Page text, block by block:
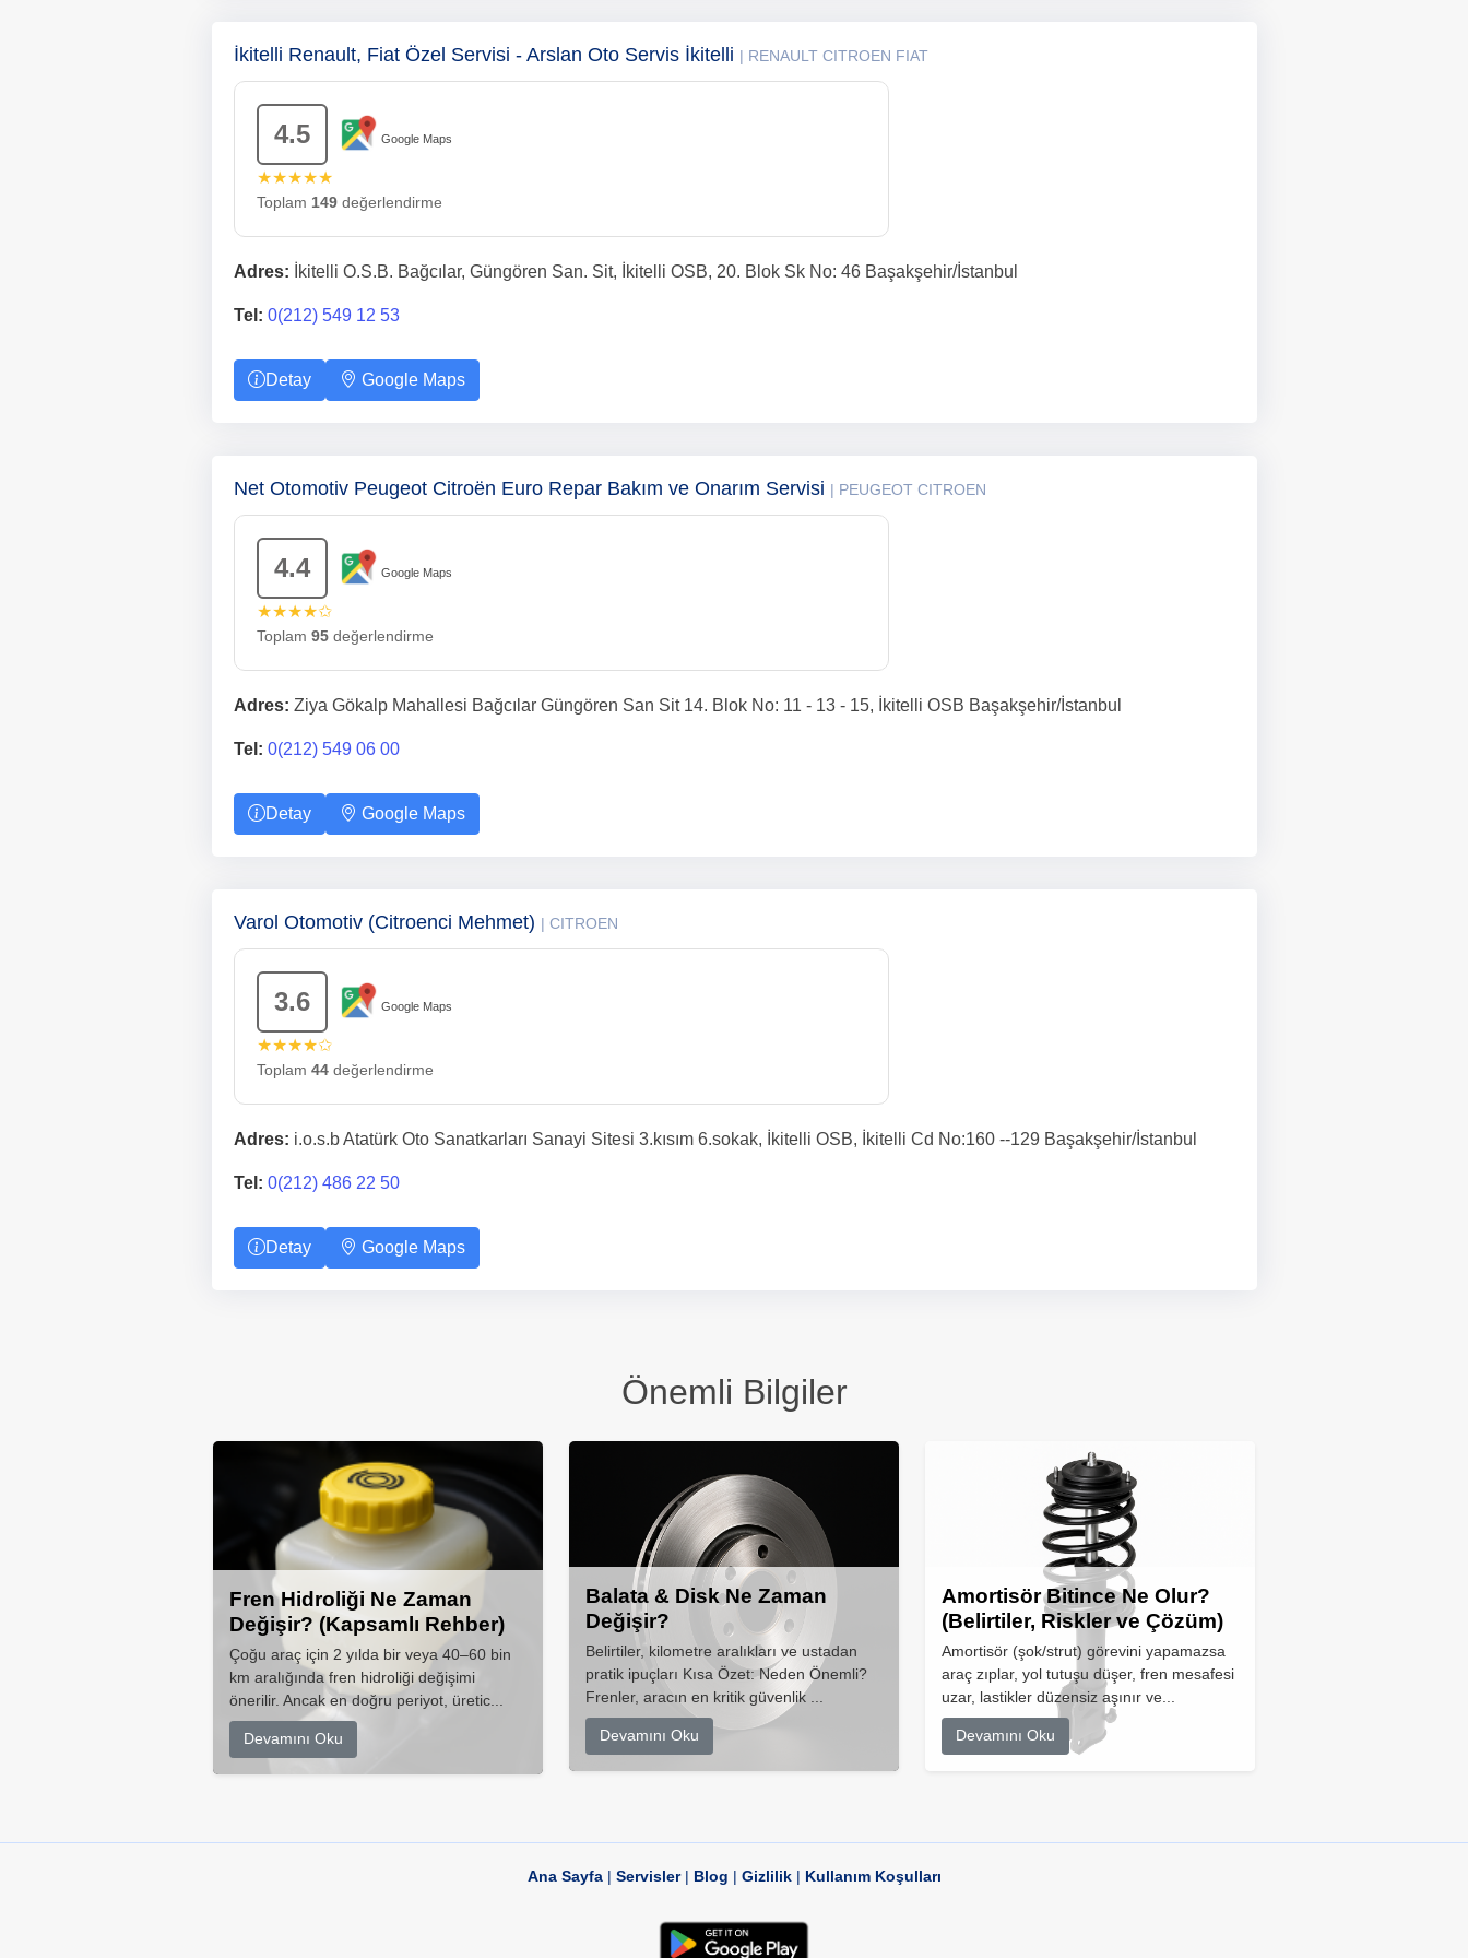
İkitelli Renault, Fiat Özel Servisi - Arslan Oto Servis İkitelli | RENAULT CITROEN FIAT
4.5 Google Maps
★★★★★
Toplam 149değerlendirme
Adres: İkitelli O.S.B. Bağcılar, Güngören San. Sit, İkitelli OSB, 20. Blok Sk No: 46 Başakşehir/İstanbul
Tel: 0(212) 549 12 53
Detay Google Maps
Net Otomotiv Peugeot Citroën Euro Repar Bakım ve Onarım Servisi | PEUGEOT CITROEN
4.4 Google Maps
★★★★✩
Toplam 95değerlendirme
Adres: Ziya Gökalp Mahallesi Bağcılar Güngören San Sit 14. Blok No: 11 - 13 - 15, İkitelli OSB Başakşehir/İstanbul
Tel: 0(212) 549 06 00
Detay Google Maps
Varol Otomotiv (Citroenci Mehmet) | CITROEN
3.6 Google Maps
★★★★✩
Toplam 44değerlendirme
Adres: i.o.s.b Atatürk Oto Sanatkarları Sanayi Sitesi 3.kısım 6.sokak, İkitelli OSB, İkitelli Cd No:160 --129 Başakşehir/İstanbul
Tel: 0(212) 486 22 50
Detay Google Maps
Önemli Bilgiler
Fren Hidroliği Ne Zaman
Değişir? (Kapsamlı Rehber)
Çoğu araç için 2 yılda bir veya 40–60 bin
km aralığında fren hidroliği değişimi
önerilir. Ancak en doğru periyot, üretic...
Devamını Oku
Balata & Disk Ne Zaman
Değişir?
Belirtiler, kilometre aralıkları ve ustadan
pratik ipuçları Kısa Özet: Neden Önemli?
Frenler, aracın en kritik güvenlik ...
Devamını Oku
Amortisör Bitince Ne Olur?
(Belirtiler, Riskler ve Çözüm)
Amortisör (şok/strut) görevini yapamazsa
araç zıplar, yol tutuşu düşer, fren mesafesi
uzar, lastikler düzensiz aşınır ve...
Devamını Oku
Ana Sayfa| Servisler| Blog | Gizlilik| Kullanım Koşulları